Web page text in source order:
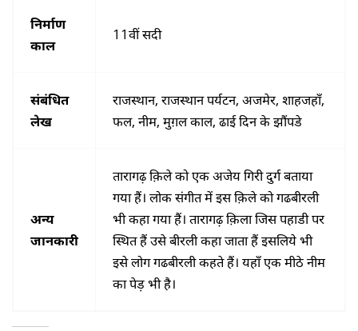
निर्माण
काल
11वीं सदी
संबंधित
लेख
राजस्थान, राजस्थान पर्यटन, अजमेर, शाहजहाँ,
फल, नीम, मुग़ल काल, ढाई दिन के झौंपडे
अन्य
जानकारी
तारागढ़ क़िले को एक अजेय गिरी दुर्ग बताया
गया हैं। लोक संगीत में इस क़िले को गढबीरली
भी कहा गया हैं। तारागढ़ क़िला जिस पहाडी पर
स्थित हैं उसे बीरली कहा जाता हैं इसलिये भी
इसे लोग गढबीरली कहते हैं। यहाँ एक मीठे नीम
का पेड़ भी है।